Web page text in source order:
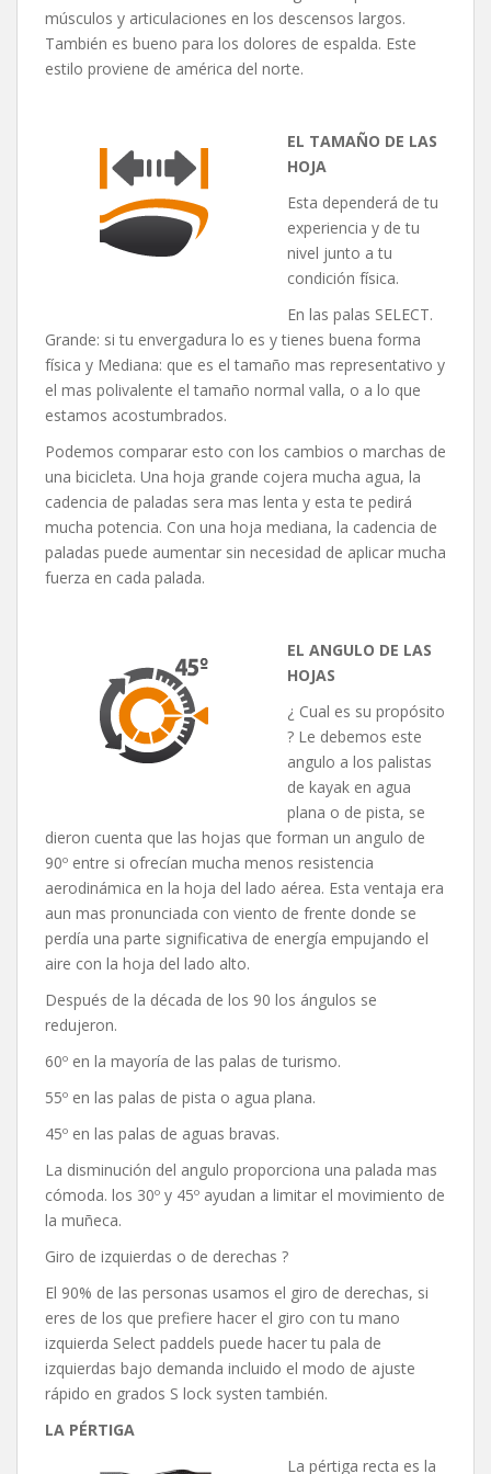
músculos y articulaciones en los descensos largos.
También es bueno para los dolores de espalda. Este
estilo proviene de américa del norte.
EL TAMAÑO DE LAS
HOJA
Esta dependerá de tu
experiencia y de tu
nivel junto a tu
condición física.
En las palas SELECT.
Grande: si tu envergadura lo es y tienes buena forma
física y Mediana: que es el tamaño mas representativo y
el mas polivalente el tamaño normal valla, o a lo que
estamos acostumbrados.
Podemos comparar esto con los cambios o marchas de
una bicicleta. Una hoja grande cojera mucha agua, la
cadencia de paladas sera mas lenta y esta te pedirá
mucha potencia. Con una hoja mediana, la cadencia de
paladas puede aumentar sin necesidad de aplicar mucha
fuerza en cada palada.
EL ANGULO DE LAS
HOJAS
¿ Cual es su propósito
? Le debemos este
angulo a los palistas
de kayak en agua
plana o de pista, se
dieron cuenta que las hojas que forman un angulo de
90º entre si ofrecían mucha menos resistencia
aerodinámica en la hoja del lado aérea. Esta ventaja era
aun mas pronunciada con viento de frente donde se
perdía una parte significativa de energía empujando el
aire con la hoja del lado alto.
Después de la década de los 90 los ángulos se
redujeron.
60º en la mayoría de las palas de turismo.
55º en las palas de pista o agua plana.
45º en las palas de aguas bravas.
La disminución del angulo proporciona una palada mas
cómoda. los 30º y 45º ayudan a limitar el movimiento de
la muñeca.
Giro de izquierdas o de derechas ?
El 90% de las personas usamos el giro de derechas, si
eres de los que prefiere hacer el giro con tu mano
izquierda Select paddels puede hacer tu pala de
izquierdas bajo demanda incluido el modo de ajuste
rápido en grados S lock systen también.
LA PÉRTIGA
La pértiga recta es la